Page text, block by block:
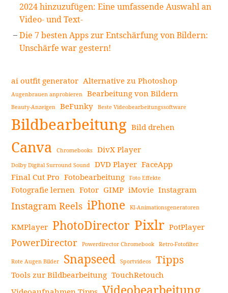
2024 hinzuzufügen: Eine umfassende Auswahl an
Video- und Text-
Die 7 besten Apps zur Entschärfung von Bildern:
Unschärfe war gestern!
ai outfit generator Alternative zu Photoshop
Augenbrauen anprobieren Bearbeitung von Bildern
Beauty-Anzeigen BeFunky Beste Videobearbeitungssoftware
Bildbearbeitung Bild drehen
Canva Chromebooks DivX Player
Dolby Digital Surround Sound DVD Player FaceApp
Final Cut Pro Fotobearbeitung Foto Effekte
Fotografie lernen Fotor GIMP iMovie Instagram
Instagram Reels iPhone KI-Animationsgeneratoren
KMPlayer PhotoDirector Pixlr PotPlayer
PowerDirector Powerdirector Chromebook Retro-Fotofilter
Rote Augen Bilder Snapseed Sportvideos Tipps
Tools zur Bildbearbeitung TouchRetouch